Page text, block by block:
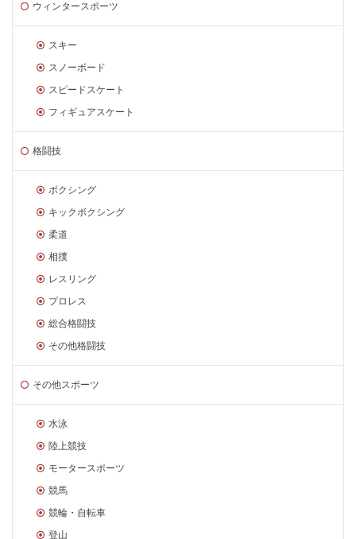
ウィンタースポーツ
スキー
スノーボード
スピードスケート
フィギュアスケート
格闘技
ボクシング
キックボクシング
柔道
相撲
レスリング
プロレス
総合格闘技
その他格闘技
その他スポーツ
水泳
陸上競技
モータースポーツ
競馬
競輪・自転車
登山